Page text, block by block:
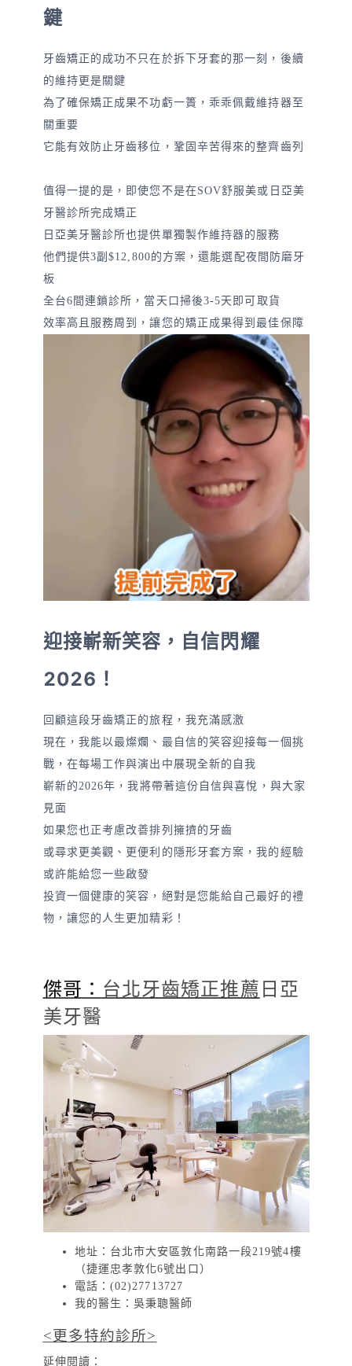
鍵
牙齒矯正的成功不只在於拆下牙套的那一刻，後續
的維持更是關鍵
為了確保矯正成果不功虧一簣，乖乖佩戴維持器至
關重要
它能有效防止牙齒移位，鞏固辛苦得來的整齊齒列
值得一提的是，即使您不是在SOV舒服美或日亞美
牙醫診所完成矯正
日亞美牙醫診所也提供單獨製作維持器的服務
他們提供3副$12,800的方案，還能選配夜間防磨牙
板
全台6間連鎖診所，當天口掃後3-5天即可取貨
效率高且服務周到，讓您的矯正成果得到最佳保障
迎接嶄新笑容，自信閃耀
2026！
回顧這段牙齒矯正的旅程，我充滿感激
現在，我能以最燦爛、最自信的笑容迎接每一個挑
戰，在每場工作與演出中展現全新的自我
嶄新的2026年，我將帶著這份自信與喜悅，與大家
見面
如果您也正考慮改善排列擁擠的牙齒
或尋求更美觀、更便利的隱形牙套方案，我的經驗
或許能給您一些啟發
投資一個健康的笑容，絕對是您能給自己最好的禮
物，讓您的人生更加精彩！
傑哥： 台北牙齒矯正推薦 日亞
美牙醫
地址：台北市大安區敦化南路一段219號4樓
（捷運忠孝敦化6號出口）
電話：(02)27713727
我的醫生：吳秉聰醫師
<更多特約診所>
延伸閱讀：